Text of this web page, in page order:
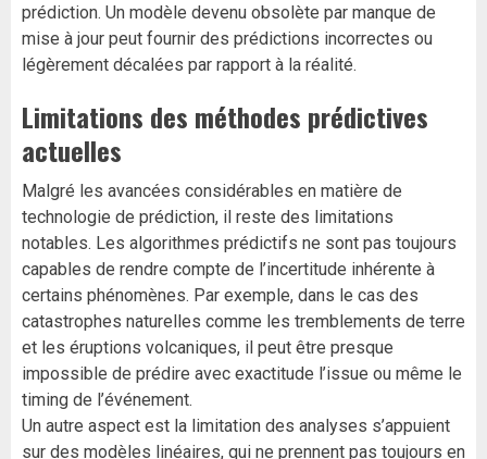
prédiction. Un modèle devenu obsolète par manque de
mise à jour peut fournir des prédictions incorrectes ou
légèrement décalées par rapport à la réalité.
Limitations des méthodes prédictives
actuelles
Malgré les avancées considérables en matière de
technologie de prédiction, il reste des limitations
notables. Les algorithmes prédictifs ne sont pas toujours
capables de rendre compte de l’incertitude inhérente à
certains phénomènes. Par exemple, dans le cas des
catastrophes naturelles comme les tremblements de terre
et les éruptions volcaniques, il peut être presque
impossible de prédire avec exactitude l’issue ou même le
timing de l’événement.
Un autre aspect est la limitation des analyses s’appuient
sur des modèles linéaires, qui ne prennent pas toujours en